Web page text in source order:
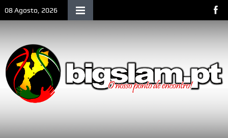
08 Agosto, 2026